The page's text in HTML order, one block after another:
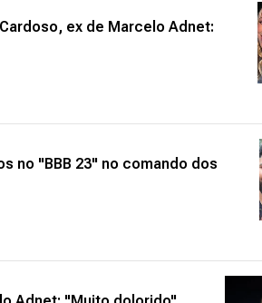
ex de Marcelo Adnet:
no "BBB 23" no comando dos